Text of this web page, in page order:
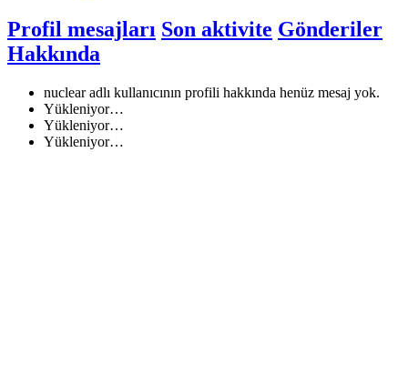
Profil mesajları Son aktivite Gönderiler
Hakkında
nuclear adlı kullanıcının profili hakkında henüz mesaj yok.
Yükleniyor…
Yükleniyor…
Yükleniyor…